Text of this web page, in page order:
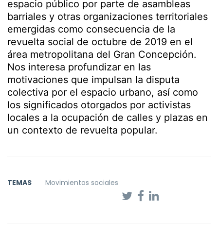
espacio público por parte de asambleas
barriales y otras organizaciones territoriales
emergidas como consecuencia de la
revuelta social de octubre de 2019 en el
área metropolitana del Gran Concepción.
Nos interesa profundizar en las
motivaciones que impulsan la disputa
colectiva por el espacio urbano, así como
los significados otorgados por activistas
locales a la ocupación de calles y plazas en
un contexto de revuelta popular.
TEMAS Movimientos sociales